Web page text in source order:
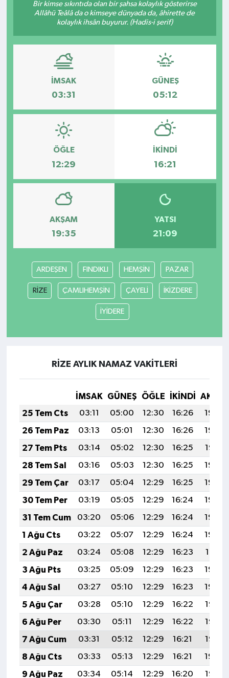
Bir kimse sıkıntıda olan bir şahsa kolaylık gösterirse
Allâhü Teâlâ da o kimseye dünyada da, âhirette de
kolaylık ihsân buyurur. (Hadis-i şerif)
İMSAK
03:31
GÜNEŞ
05:12
ÖĞLE
12:29
İKINDI
16:21
AKŞAM
19:35
YATSI
21:09
ARDEŞEN FINDIKLI HEMŞİN PAZAR
RİZE ÇAMLIHEMŞİN ÇAYELİ İKİZDERE
İYİDERE
RİZE AYLIK NAMAZ VAKITLERI
İMSAK GÜNEŞ ÖĞLE İKINDI
25 Tem Cts
03:11 05:00 12:30 16:26
19:49
26 Tem Paz
03:13 05:01 12:30 16:26
19:48
27 Tem Pts
03:14 05:02 12:30 16:25
19:47
28 Tem Sal
03:16 05:03 12:30 16:25
19:46
29 Tem Çar
03:17 05:04 12:29 16:25
19:45
30 Tem Per
03:19 05:05 12:29 16:24
19:44
31 Tem Cum
03:20 05:06 12:29 16:24
19:43
1 Ağu Cts
03:22 05:07 12:29 16:24
19:42
2 Ağu Paz
03:24 05:08 12:29 16:23
19:41
3 Ağu Pts
03:25 05:09 12:29 16:23
19:40
4 Ağu Sal
03:27 05:10 12:29 16:23
19:39
5 Ağu Çar
03:28 05:10 12:29 16:22
19:38
6 Ağu Per
03:30 05:11 12:29 16:22
19:36
7 Ağu Cum
03:31 05:12 12:29 16:21
19:35
8 Ağu Cts
03:33 05:13 12:29 16:21
19:34
9 Ağu Paz
03:34 05:14 12:29 16:20
19:33
Kültür - Sanat
Yaşam